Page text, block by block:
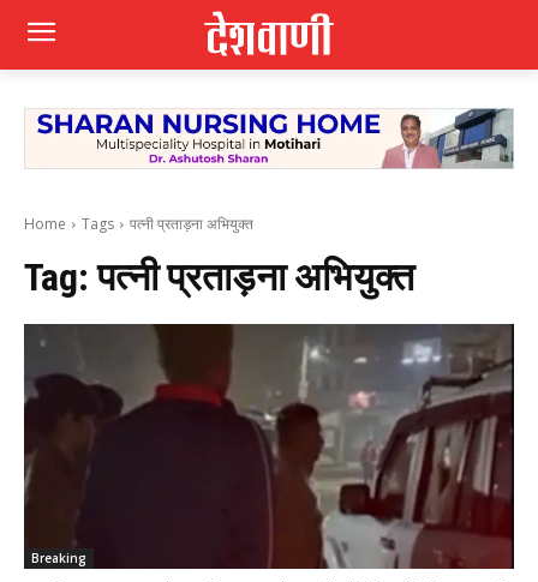
Home Tags पत्नी प्रताड़ना अभियुक्त
Tag:पत्नी प्रताड़ना अभियुक्त
Breaking